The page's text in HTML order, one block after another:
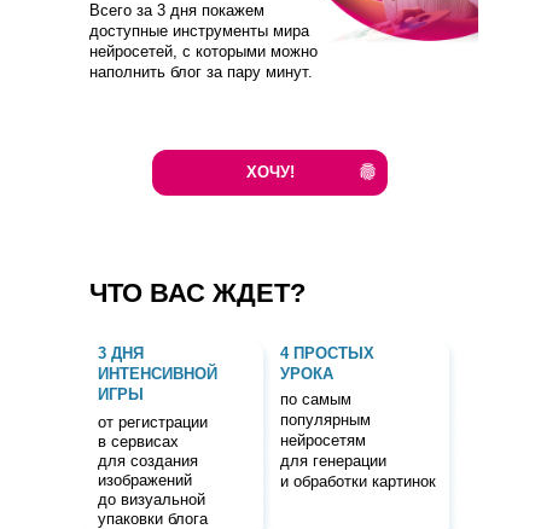
Всего за 3 дня покажем
доступные инструменты мира
нейросетей, с которыми можно
наполнить блог за пару минут.
ХОЧУ!
ЧТО ВАС ЖДЕТ?
от регистрации
в сервисах
для создания
изображений
до визуальной
упаковки блога
4 ПРОСТЫХ
УРОКА
по самым
популярным
нейросетям
для генерации
и обработки картинок
3 ДНЯ
ИНТЕНСИВНОЙ
ИГРЫ